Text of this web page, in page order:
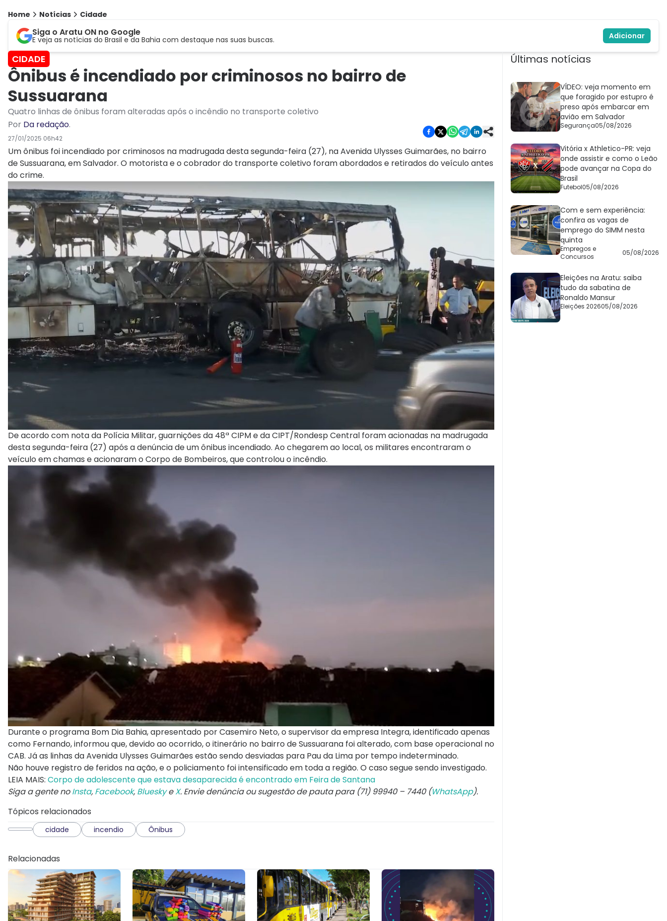
Home Notícias Cidade
Siga o Aratu ON no Google
E veja as notícias do Brasil e da Bahia com destaque nas suas buscas. Adicionar
CIDADE
Ônibus é incendiado por criminosos no bairro de
Sussuarana
Quatro linhas de ônibus foram alteradas após o incêndio no transporte coletivo
Por Da redação.
27/01/2025 06h42
Um ônibus foi incendiado por criminosos na madrugada desta segunda-feira (27), na Avenida Ulysses Guimarães, no bairro
de Sussuarana, em Salvador. O motorista e o cobrador do transporte coletivo foram abordados e retirados do veículo antes
do crime.
De acordo com nota da Polícia Militar, guarnições da 48ª CIPM e da CIPT/Rondesp Central foram acionadas na madrugada
desta segunda-feira (27) após a denúncia de um ônibus incendiado. Ao chegarem ao local, os militares encontraram o
veículo em chamas e acionaram o Corpo de Bombeiros, que controlou o incêndio.
Durante o programa Bom Dia Bahia, apresentado por Casemiro Neto, o supervisor da empresa Integra, identificado apenas
como Fernando, informou que, devido ao ocorrido, o itinerário no bairro de Sussuarana foi alterado, com base operacional no
CAB. Já as linhas da Avenida Ulysses Guimarães estão sendo desviadas para Pau da Lima por tempo indeterminado.
Não houve registro de feridos na ação, e o policiamento foi intensificado em toda a região. O caso segue sendo investigado.
LEIA MAIS: Corpo de adolescente que estava desaparecida é encontrado em Feira de Santana
Siga a gente noInsta, Facebook, BlueskyeX. Envie denúncia ou sugestão de pauta para (71) 99940 – 7440 (WhatsApp).
Tópicos relacionados
cidade incendio Ônibus
Relacionadas
Últimas notícias
VÍDEO: veja momento em
que foragido por estupro é
preso após embarcar em
avião em Salvador
Segurança05/08/2026
Vitória x Athletico-PR: veja
onde assistir e como o Leão
pode avançar na Copa do
Brasil
Futebol05/08/2026
Com e sem experiência:
confira as vagas de
emprego do SIMM nesta
quinta
Empregos e
Concursos
05/08/2026
Eleições na Aratu: saiba
tudo da sabatina de
Ronaldo Mansur
Eleições 202605/08/2026